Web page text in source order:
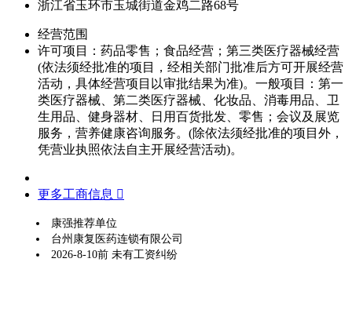
浙江省玉环市玉城街道金鸡二路68号
经营范围
许可项目：药品零售；食品经营；第三类医疗器械经营
(依法须经批准的项目，经相关部门批准后方可开展经营
活动，具体经营项目以审批结果为准)。一般项目：第一
类医疗器械、第二类医疗器械、化妆品、消毒用品、卫
生用品、健身器材、日用百货批发、零售；会议及展览
服务，营养健康咨询服务。(除依法须经批准的项目外，
凭营业执照依法自主开展经营活动)。
更多工商信息 
康强推荐单位
台州康复医药连锁有限公司
2026-8-10前 未有工资纠纷